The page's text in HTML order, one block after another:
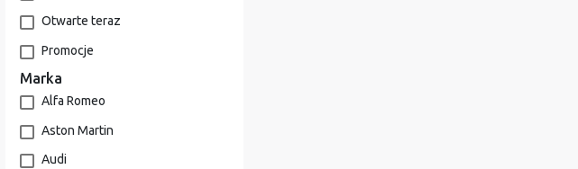
Otwarte teraz
Promocje
Marka
Alfa Romeo
Aston Martin
Audi